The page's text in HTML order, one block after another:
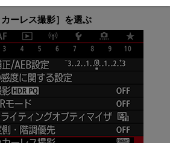
ーレス撮影］を選ぶ